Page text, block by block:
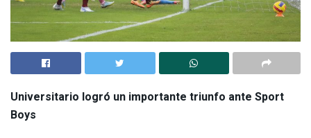
Universitario logró un importante triunfo ante Sport
Boys